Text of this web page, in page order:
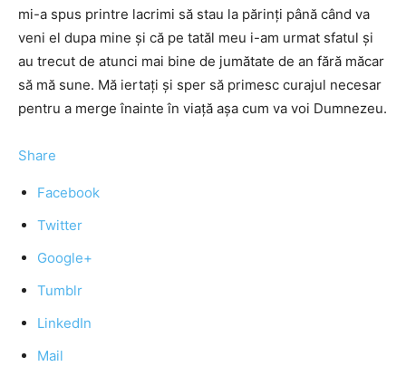
mi-a spus printre lacrimi să stau la părinţi până când va
veni el dupa mine şi că pe tatăl meu i-am urmat sfatul şi
au trecut de atunci mai bine de jumătate de an fără măcar
să mă sune. Mă iertaţi şi sper să primesc curajul necesar
pentru a merge înainte în viaţă aşa cum va voi Dumnezeu.
Share
Facebook
Twitter
Google+
Tumblr
LinkedIn
Mail